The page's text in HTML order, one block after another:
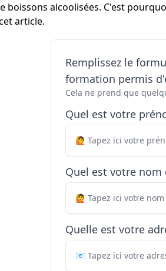
boissons alcoolisées. C'est
article.
Remplissez le
formation permis
Cela ne prend que
Quel est votre
Quel est votre nom
Quelle est votre